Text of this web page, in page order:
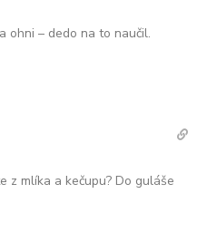
ohni – dedo na to naučil.
z mlíka a kečupu? Do guláše